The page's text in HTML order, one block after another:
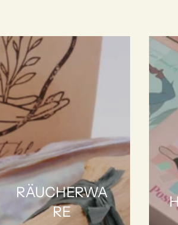
RÄUCHERWA
RE